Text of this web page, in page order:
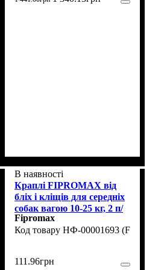
В наявності
Краплі FIPROMAX від
бліх і кліщів для середніх
собак вагою 10-25 кг, 2 п/
уп.
Fipromax
НФ-00001693 (F-003)
111 .96грн